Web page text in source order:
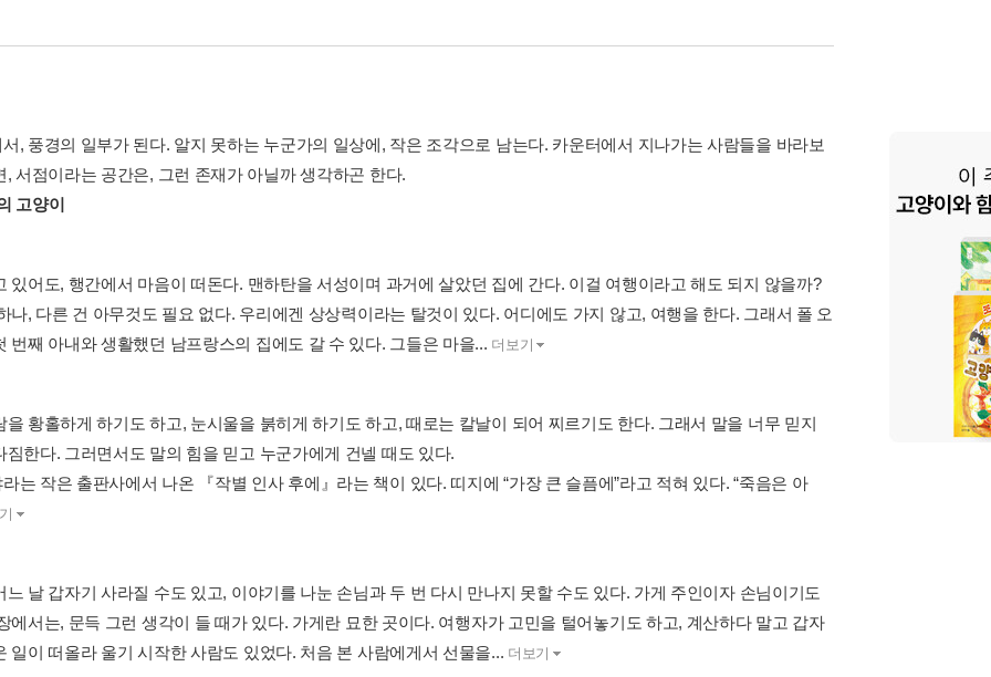
, 풍경의 일부가 된다. 알지 못하는 누군가의 일상에, 작은 조각으로 남는다. 카운터에서 지나가는 사람들을 바라보
, 서점이라는 공간은, 그런 존재가 아닐까 생각하곤 한다.
고양이
있어도, 행간에서 마음이 떠돈다. 맨하탄을 서성이며 과거에 살았던 집에 간다. 이걸 여행이라고 해도 되지 않을까?
나, 다른 건 아무것도 필요 없다. 우리에겐 상상력이라는 탈것이 있다. 어디에도 가지 않고, 여행을 한다. 그래서 폴 오
번째 아내와 생활했던 남프랑스의 집에도 갈 수 있다. 그들은 마을... 더보기
을 황홀하게 하기도 하고, 눈시울을 붉히게 하기도 하고, 때로는 칼날이 되어 찌르기도 한다. 그래서 말을 너무 믿지
짐한다. 그러면서도 말의 힘을 믿고 누군가에게 건넬 때도 있다.
는 작은 출판사에서 나온 『작별 인사 후에』라는 책이 있다. 띠지에 “가장 큰 슬픔에”라고 적혀 있다. “죽음은 아
느 날 갑자기 사라질 수도 있고, 이야기를 나눈 손님과 두 번 다시 만나지 못할 수도 있다. 가게 주인이자 손님이기도
에서는, 문득 그런 생각이 들 때가 있다. 가게란 묘한 곳이다. 여행자가 고민을 털어놓기도 하고, 계산하다 말고 갑자
일이 떠올라 울기 시작한 사람도 있었다. 처음 본 사람에게서 선물을... 더보기